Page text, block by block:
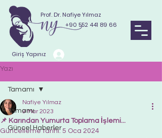
Prof. Dr. Nafiye Yılmaz
+90 552 441 89 66
Giriş Yapınız
Yazı
Tamamı
Güncel Haberler
Tamamı
📌 Karından Yumurta Toplama İşlemi...
Nafiye Yılmaz
9 Mar 2023
Güncelleme tarihi: 5 Oca 2024